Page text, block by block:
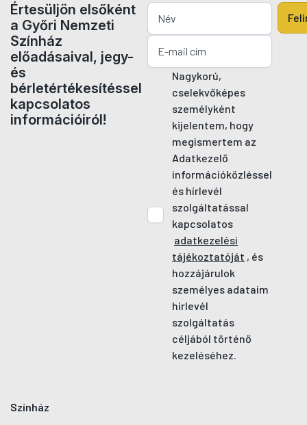
Értesüljön elsőként
a Győri Nemzeti
Színház
előadásaival, jegy-
és
bérletértékesítéssel
kapcsolatos
információiról!
Nagykorú,
cselekvőképes
személyként
kijelentem, hogy
megismertem az
Adatkezelő
információközléssel
és hírlevél
szolgáltatással
kapcsolatos
adatkezelési
tájékoztatóját , és
hozzájárulok
személyes adataim
hírlevél
szolgáltatás
céljából történő
kezeléséhez.
Színház